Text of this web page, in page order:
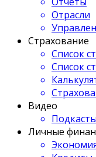
Отрасли
Страхование
Список
Список
Видео
Подкасты
Личные